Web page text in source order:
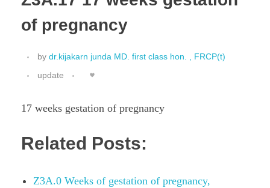
of pregnancy
by dr.kijakarn junda MD. first class hon. , FRCP(t)
update
17 weeks gestation of pregnancy
Related Posts:
Z3A.0 Weeks of gestation of pregnancy,